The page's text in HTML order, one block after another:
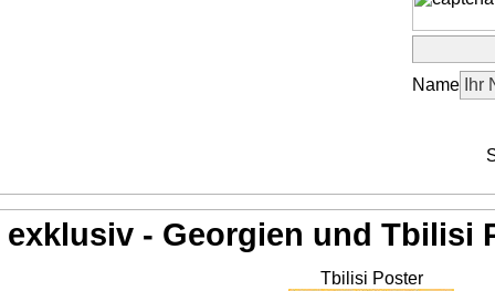
Name
exklusiv - Georgien und Tbilisi
Tbilisi Poster